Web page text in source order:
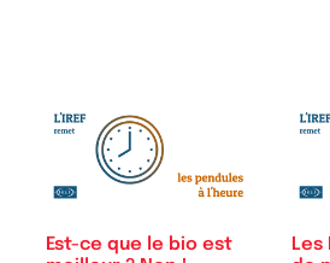
Est-ce que le bio est